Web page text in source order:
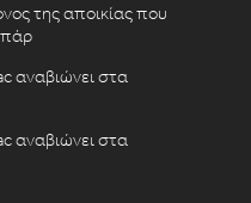
της αποικίας που
αναβιώνει στα
αναβιώνει στα